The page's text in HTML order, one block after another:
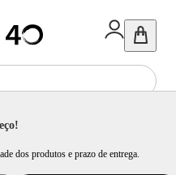
dos produtos e prazo de entrega.